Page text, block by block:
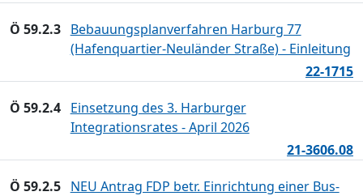
Ö 59.2.3 Bebauungsplanverfahren Harburg 77
(Hafenquartier-Neuländer Straße) - Einleitung
22-1715
Ö 59.2.4 Einsetzung des 3. Harburger
Integrationsrates - April 2026
21-3606.08
Ö 59.2.5 NEU Antrag FDP betr. Einrichtung einer Bus-